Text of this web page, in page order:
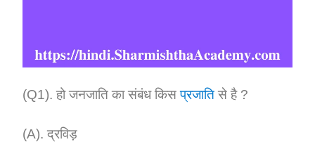
(Q1). हो जनजाति का संबंध किसप्रजाति से है ?
(A). द्रविड़